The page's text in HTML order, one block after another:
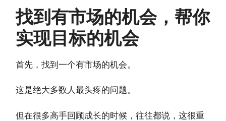
找到有市场的机会，帮你
实现目标的机会
首先，找到一个有市场的机会。
这是绝大多数人最头疼的问题。
但在很多高手回顾成长的时候，往往都说，这很重